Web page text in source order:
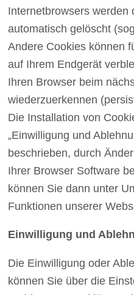
Internetbrowsers werden
automatisch gelöscht
Andere Cookies können
auf Ihrem Endgerät
Ihren Browser beim
wiederzuerkennen
Die Installation von
„Einwilligung und
beschrieben, durch
Ihrer Browser Software
können Sie dann unter
Funktionen unserer
Einwilligung und
Die Einwilligung oder
können Sie über die